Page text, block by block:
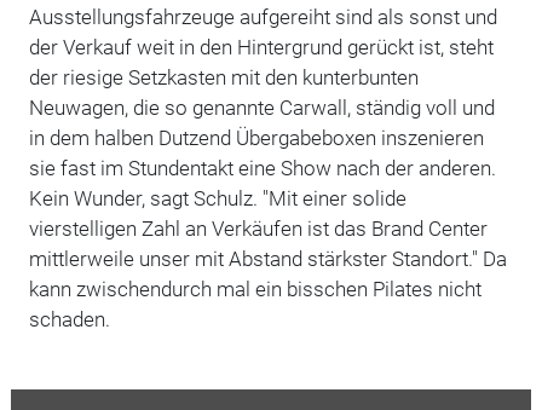
Ausstellungsfahrzeuge aufgereiht sind als sonst und
der Verkauf weit in den Hintergrund gerückt ist, steht
der riesige Setzkasten mit den kunterbunten
Neuwagen, die so genannte Carwall, ständig voll und
in dem halben Dutzend Übergabeboxen inszenieren
sie fast im Stundentakt eine Show nach der anderen.
Kein Wunder, sagt Schulz. "Mit einer solide
vierstelligen Zahl an Verkäufen ist das Brand Center
mittlerweile unser mit Abstand stärkster Standort." Da
kann zwischendurch mal ein bisschen Pilates nicht
schaden.